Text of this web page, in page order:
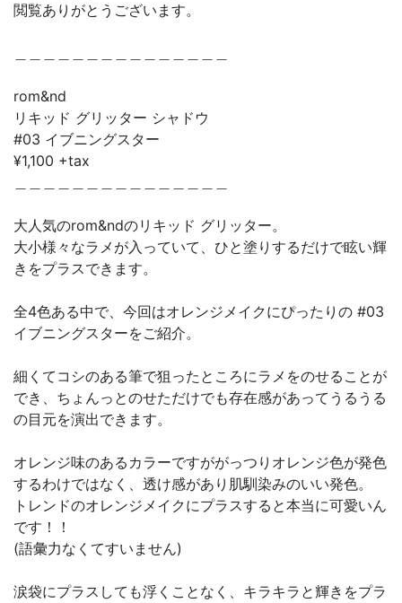
閲覧ありがとうございます。
rom&nd
リキッド グリッター シャドウ
#03 イブニングスター
¥1,100 +tax
大人気のrom&ndのリキッド グリッター。
大小様々なラメが入っていて、ひと塗りするだけで眩い輝
きをプラスできます。
全4色ある中で、今回はオレンジメイクにぴったりの #03
イブニングスターをご紹介。
細くてコシのある筆で狙ったところにラメをのせることが
でき、ちょんっとのせただけでも存在感があってうるうる
の目元を演出できます。
オレンジ味のあるカラーですががっつりオレンジ色が発色
するわけではなく、透け感があり肌馴染みのいい発色。
トレンドのオレンジメイクにプラスすると本当に可愛いん
です！！
(語彙力なくてすいません)
涙袋にプラスしても浮くことなく、キラキラと輝きをプラ